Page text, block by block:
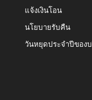
แจ้งเงินโอน
นโยบายรับคืน
วันหยุดประจำปีของ